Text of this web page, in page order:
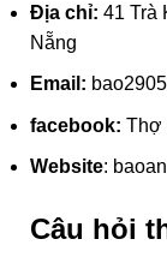
Địa chỉ: 41 Trà
Nẵng
Email:
facebook: Thợ
Website:
Câu hỏi